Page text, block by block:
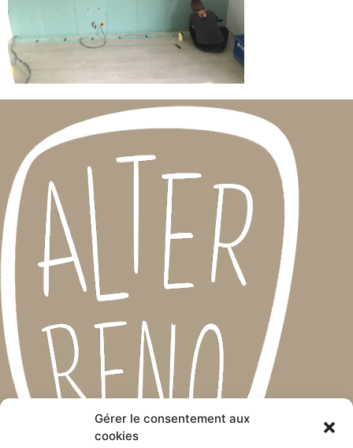
Gérer le consentement aux
cookies